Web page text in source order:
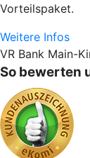
Vorteilspaket.
Weitere Infos
VR Bank Main-
So bewerten